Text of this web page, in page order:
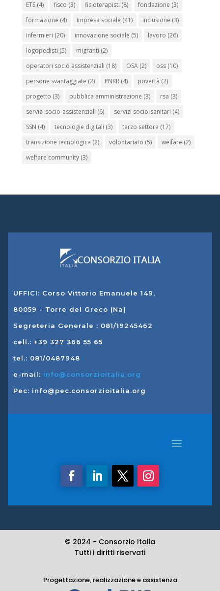
ETS(4) fisco (3) fisioterapisti (8) fondazione (3)
formazione (4) impresa sociale (41) inclusione (3)
infermieri (20) innovazione sociale (5) lavoro (26)
logopedisti (5) migranti (2)
operatori socio assistenziali (18) OSA(2) oss(10)
persone svantaggiate (2) PNRR(4) povertà (2)
progetto (3) pubblica amministrazione (3) rsa (3)
servizi socio-assistenziali (6) servizi socio-sanitari (4)
SSN (4) tecnologie digitali (3) terzo settore (17)
transizione tecnologica (2) volontariato (5) welfare (2)
welfare community(3)
UFFICI: Corso Vittorio Emanuele 149,
80059 - Torre del Greco (Na)
Segreteria Generale : 081/19245462
cell.: +39 327 366 55 65
tel.: 081/0487948
e-mail: info@consorzioitalia.org
Pec: info@pec.consorzioitalia.org
© 2024 - Consorzio Italia
Tutti i diritti riservati
Progettazione, realizzazione e assistenza